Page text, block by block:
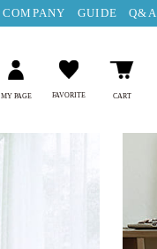
COMPANY GUIDE Q&A
MY PAGE FAVORITE CART